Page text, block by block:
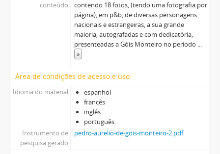
conteúdo
contendo 18 fotos, (tendo uma fotografia por
página), em p&b, de diversas personagens
nacionais e estrangeiras, a sua grande
maioria, autografadas e com dedicatória,
presenteadas a Góis Monteiro no período ...
»
Área de condições de acesso e uso
Idioma do material
espanhol
francês
inglês
português
Instrumento de
pesquisa gerado
pedro-aurelio-de-gois-monteiro-2.pdf